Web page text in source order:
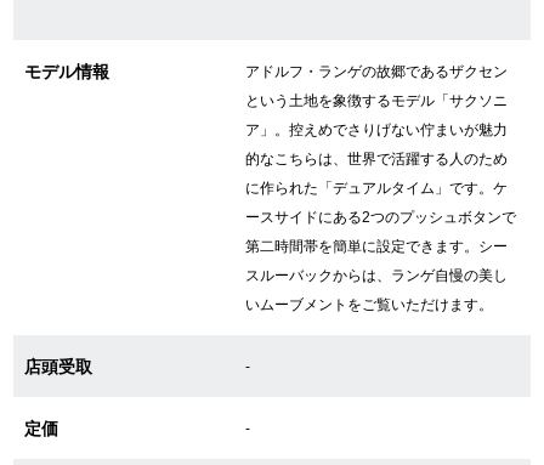
お客様の声・口コミ
GINZA RASINの中古腕時計について
モデル情報
アドルフ・ランゲの故郷であるザクセン
という土地を象徴するモデル「サクソニ
ア」。控えめでさりげない佇まいが魅力
的なこちらは、世界で活躍する人のため
に作られた「デュアルタイム」です。ケ
ースサイドにある2つのプッシュボタンで
第二時間帯を簡単に設定できます。シー
スルーバックからは、ランゲ自慢の美し
いムーブメントをご覧いただけます。
店頭受取 -
定価 -